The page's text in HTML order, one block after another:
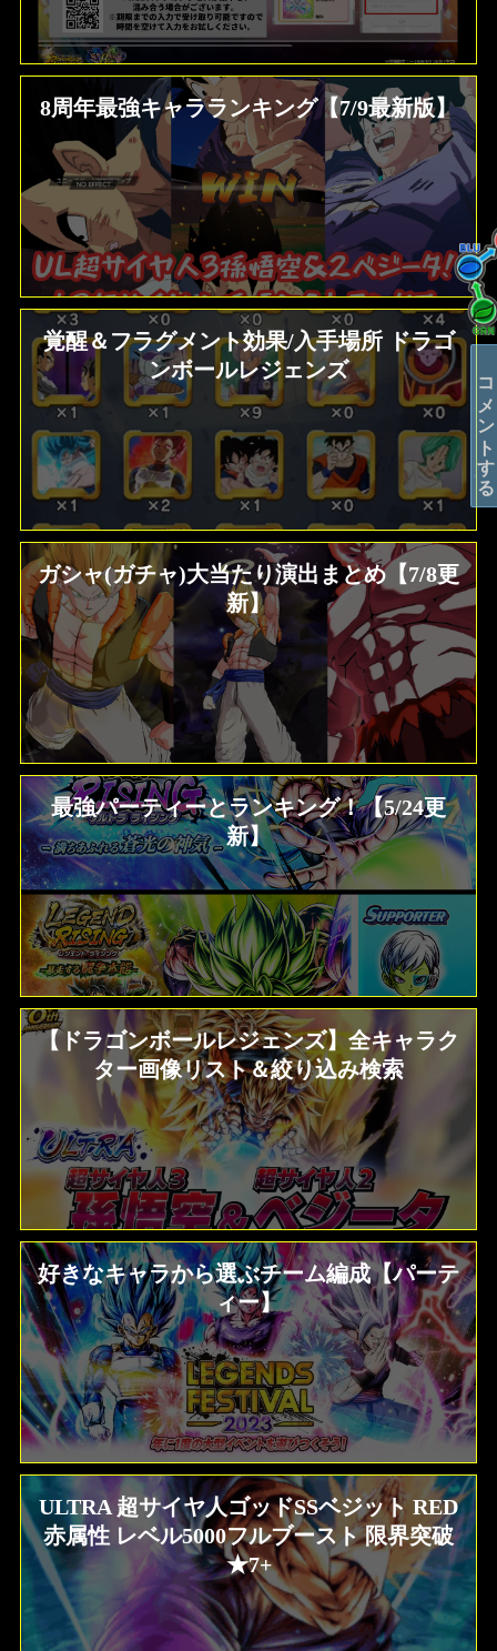
8周年最強キャラランキング【7/9最新版】
覚醒＆フラグメント効果/入手場所 ドラゴ
ンボールレジェンズ
ガシャ(ガチャ)大当たり演出まとめ【7/8更
新】
最強パーティーとランキング！【5/24更
新】
【ドラゴンボールレジェンズ】全キャラク
ター画像リスト＆絞り込み検索
好きなキャラから選ぶチーム編成【パーテ
ィー】
ULTRA 超サイヤ人ゴッドSSベジット RED
赤属性 レベル5000フルブースト 限界突破
★7+
コメントする